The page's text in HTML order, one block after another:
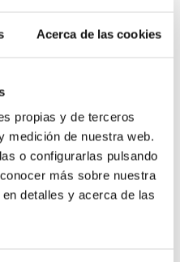
Acerca de las cookies
propias y de terceros
medición de nuestra web.
o configurarlas pulsando
más sobre nuestra
detalles y acerca de las
para medir